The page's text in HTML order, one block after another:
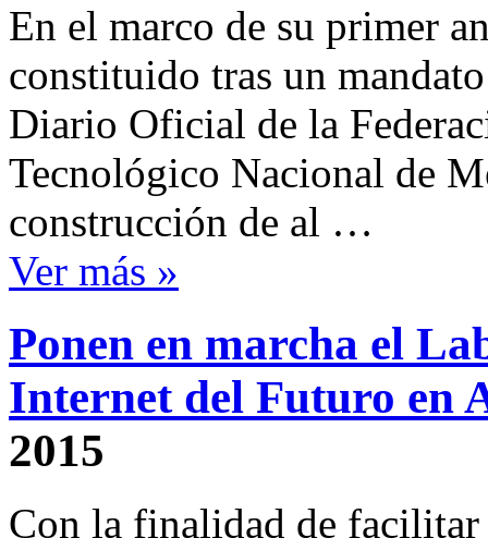
En el marco de su primer
constituido tras un
Diario Oficial de la
Tecnológico Nacional de
construcción de al …
Ver más »
Ponen en marcha el
Internet del Futuro en
2015
Con la finalidad de facilitar